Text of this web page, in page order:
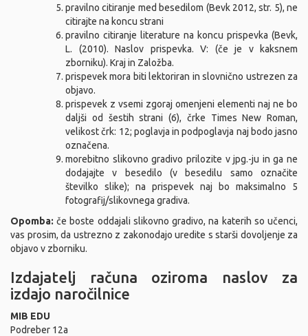
pravilno citiranje med besedilom (Bevk 2012, str. 5), ne
citirajte na koncu strani
pravilno citiranje literature na koncu prispevka (Bevk,
L. (2010). Naslov prispevka. V: (če je v kaksnem
zborniku). Kraj in Založba.
prispevek mora biti lektoriran in slovnično ustrezen za
objavo.
prispevek z vsemi zgoraj omenjeni elementi naj ne bo
daljši od šestih strani (6), črke Times New Roman,
velikost črk: 12; poglavja in podpoglavja naj bodo jasno
označena.
morebitno slikovno gradivo prilozite v jpg.-ju in ga ne
dodajajte v besedilo (v besedilu samo označite
številko slike); na prispevek naj bo maksimalno 5
fotografij/slikovnega gradiva.
Opomba: če boste oddajali slikovno gradivo, na katerih so učenci,
vas prosim, da ustrezno z zakonodajo uredite s starši dovoljenje za
objavo v zborniku.
Izdajatelj računa oziroma naslov za
izdajo naročilnice
MIB EDU
Podreber 12a